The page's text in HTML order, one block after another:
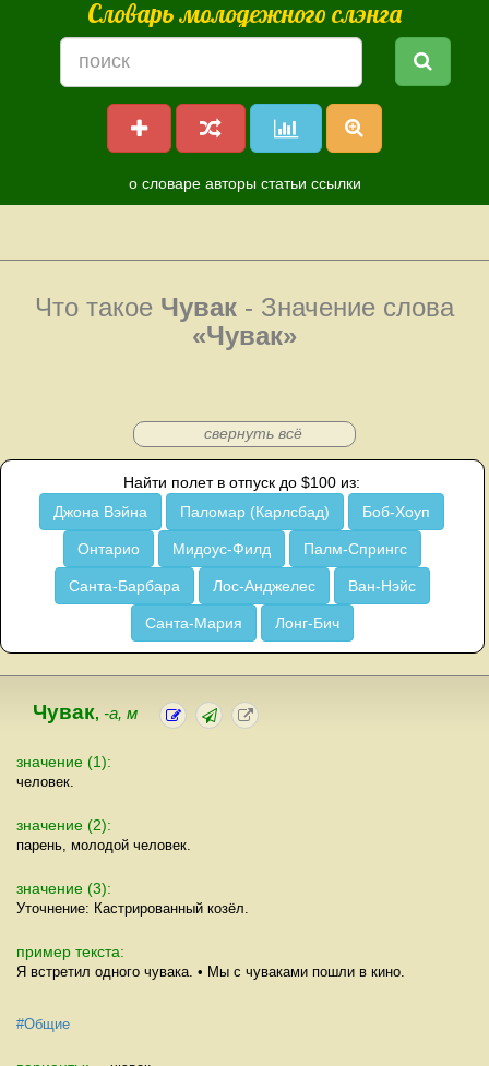
Словарь молодежного слэнга
о словаре авторы статьи ссылки
Что такое Чувак - Значение слова
«Чувак»
свернуть всё
Найти полет в отпуск до $100 из:
Джона Вэйна
Паломар (Карлсбад) Боб-Хоуп
Онтарио Мидоус-Филд Палм-Спрингс
Санта-Барбара Лос-Анджелес Ван-Нэйс
Санта-Мария Лонг-Бич
Чувак, -а, м
значение (1):
человек.
значение (2):
парень, молодой человек.
значение (3):
Уточнение: Кастрированный козёл.
пример текста:
Я встретил одного чувака. • Мы с чуваками пошли в кино.
#Общие